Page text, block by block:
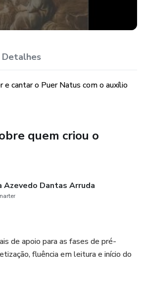
Detalhes
e cantar o Puer Natus com o auxílio
quem criou o
Azevedo Dantas Arruda
de apoio para as fases de pré-
fluência em leitura e início do